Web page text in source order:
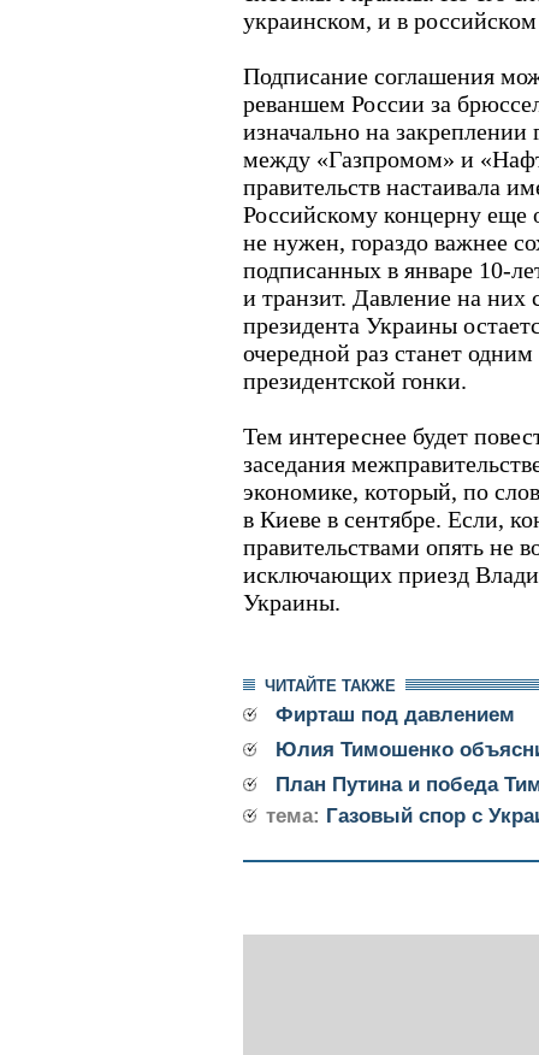
украинском, и в
Подписание соглашения
реваншем России за
изначально на закреплении
между «Газпромом» и
правительств настаивала
Российскому концерну еще
не нужен, гораздо важнее
подписанных в январе 10-
и транзит. Давление на них
президента Украины
очередной раз станет
президентской гонки.
Тем интереснее будет
заседания
экономике, который, по
в Киеве в сентябре. Если,
правительствами опять не
исключающих приезд
Украины.
ЧИТАЙТЕ ТАКЖЕ
Фирташ под давлением
Юлия Тимошенко
План Путина и победа
тема: Газовый спор с